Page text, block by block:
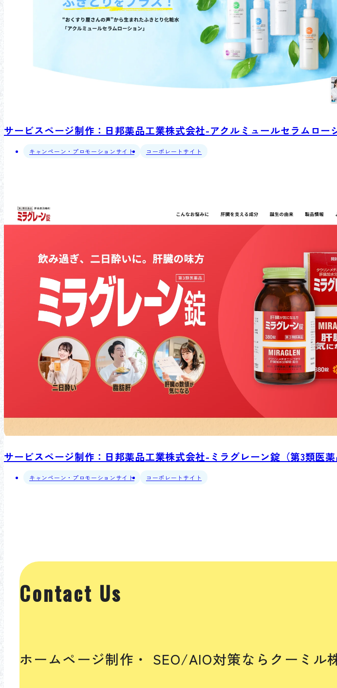
サービスページ制作：日邦薬品工業株式会社-アクルミュールセラムロー
キャンペーン・プロモーションサイト コーポレートサイト
サービスページ制作：日邦薬品工業株式会社-ミラグレーン錠（第3類医薬
キャンペーン・プロモーションサイト コーポレートサイト
Contact Us
ホームページ制作・ SEO/AIO対策ならクーミル